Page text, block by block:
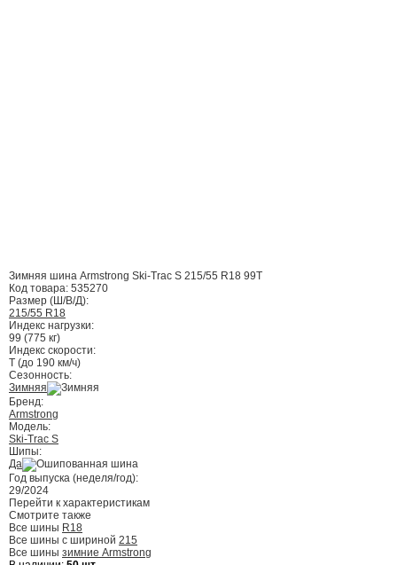
Зимняя шина Armstrong Ski-Trac S 215/55 R18 99T
Код товара: 535270
Размер (Ш/В/Д):
215/55 R18
Индекс нагрузки:
99 (775 кг)
Индекс скорости:
T (до 190 км/ч)
Сезонность:
Зимняя
Бренд:
Armstrong
Модель:
Ski-Trac S
Шипы:
Да
Год выпуска (неделя/год):
29/2024
Перейти к характеристикам
Смотрите также
Все шины R18
Все шины с шириной 215
Все шины зимние Armstrong